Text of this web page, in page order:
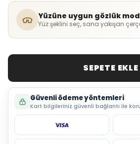
Yüzüne uygun gözlük
Yüz şeklini seç, sana yakışan
SEPETE EKLE
Güvenli ödeme yöntemleri
Kart bilgileriniz güvenli bağlantı ile